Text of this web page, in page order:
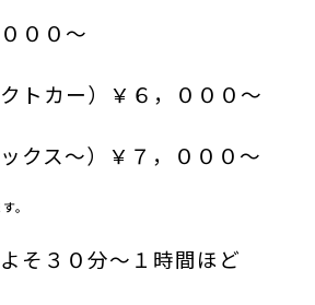
００ ～
トカー）￥６，０００～
クス～）￥７，０００～
。
３０分～１時間ほど